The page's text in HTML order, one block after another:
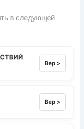
в следующей
Вер >
Вер >